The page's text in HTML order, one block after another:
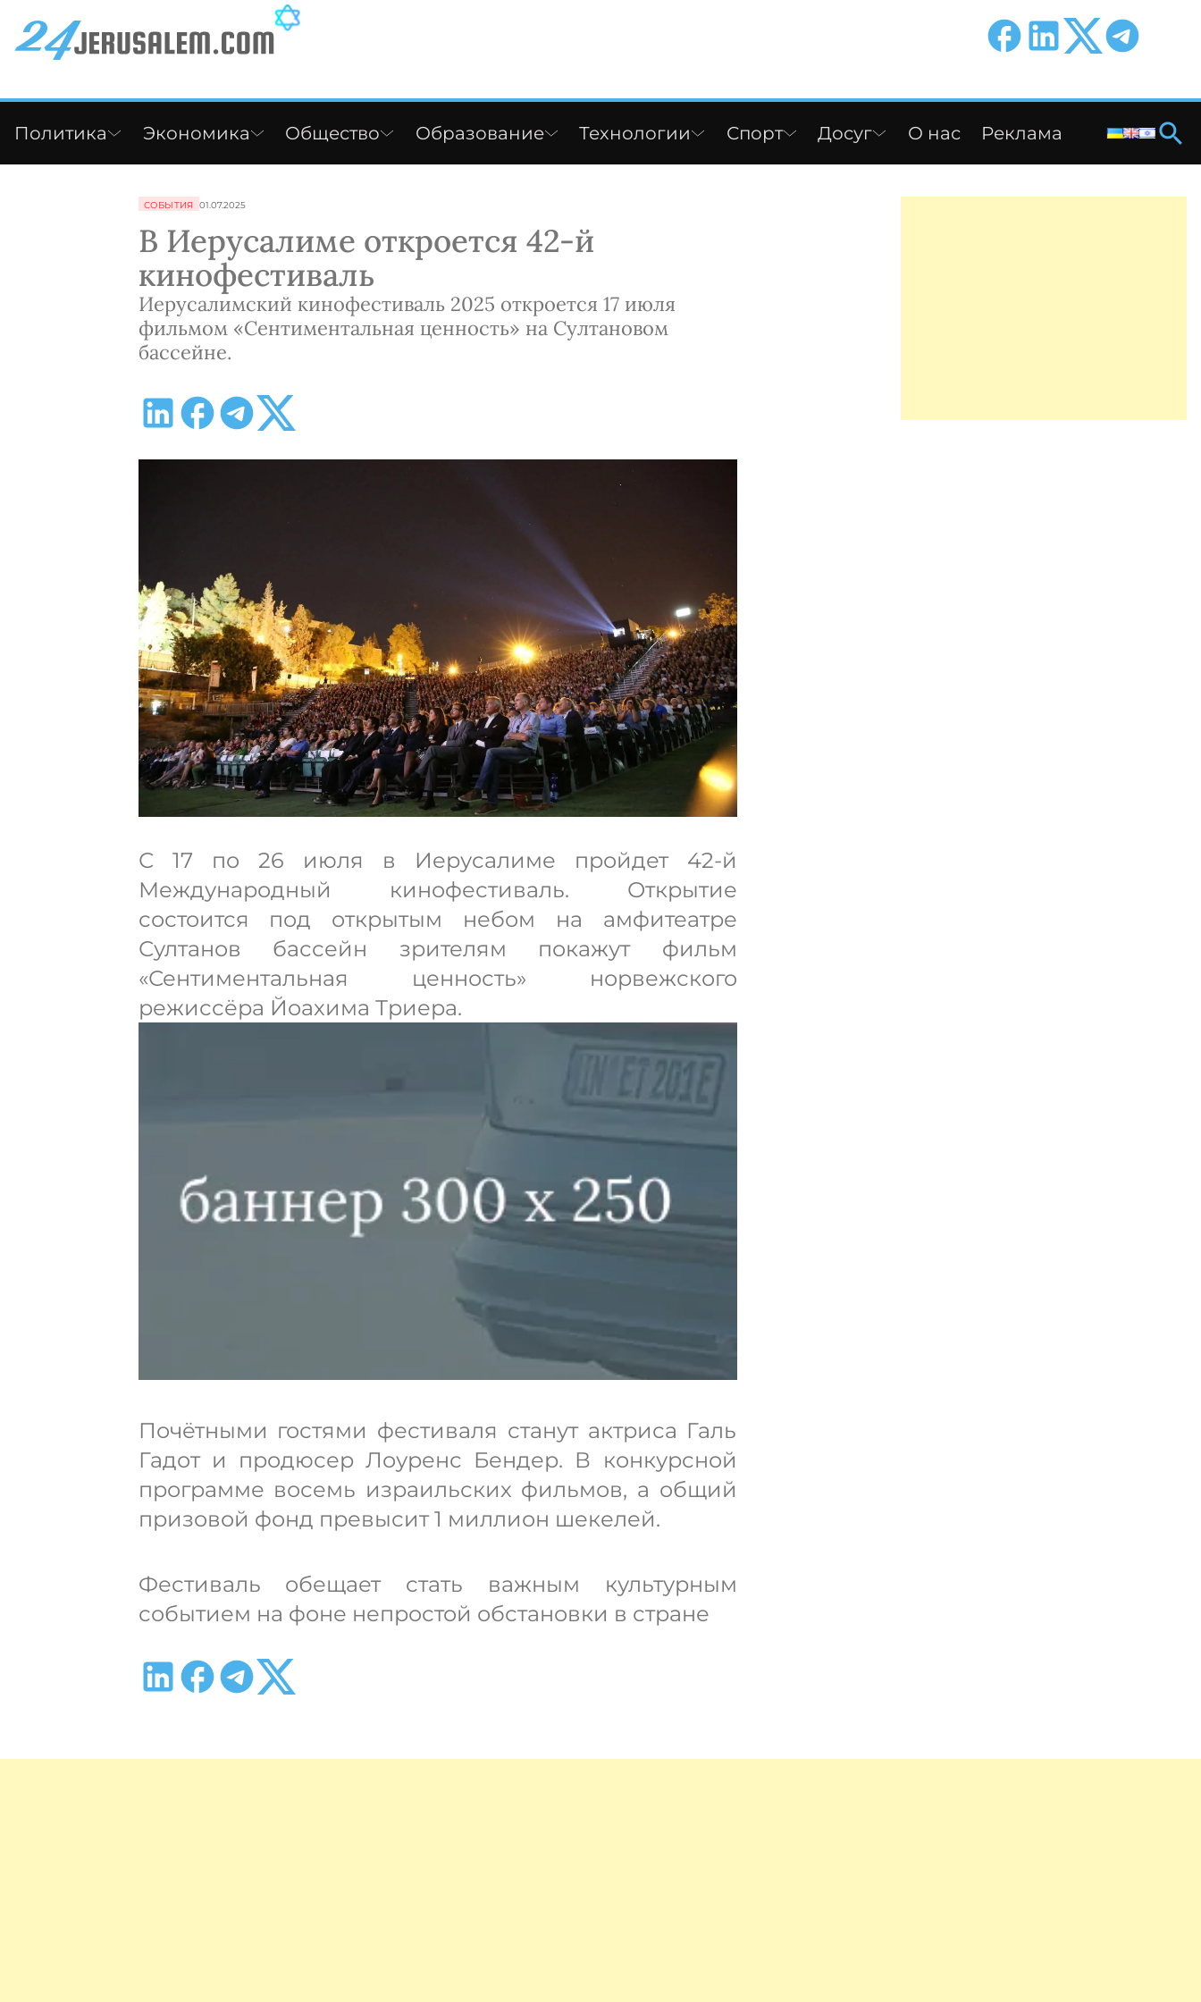
Политика Экономика Общество Образование Технологии Спорт Досуг О нас Реклама
СОБЫТИЯ 01.07.2025
В Иерусалиме откроется 42-й
кинофестиваль
Иерусалимский кинофестиваль 2025 откроется 17 июля
фильмом «Сентиментальная ценность» на Султановом
бассейне.
С 17 по 26 июля в Иерусалиме пройдет 42-й
Международный кинофестиваль. Открытие
состоится под открытым небом на амфитеатре
Султанов бассейн зрителям покажут фильм
«Сентиментальная ценность» норвежского
режиссёра Йоахима Триера.
Почётными гостями фестиваля станут актриса Галь
Гадот и продюсер Лоуренс Бендер. В конкурсной
программе восемь израильских фильмов, а общий
призовой фонд превысит 1 миллион шекелей.
Фестиваль обещает стать важным культурным
событием на фоне непростой обстановки в стране